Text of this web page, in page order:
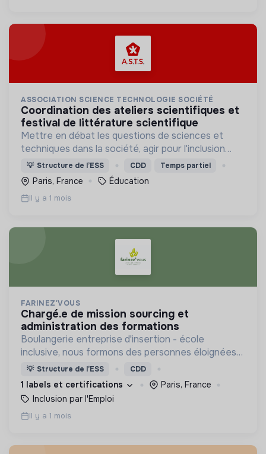
ASSOCIATION SCIENCE TECHNOLOGIE SOCIÉTÉ
coordination des ateliers scientifiques et
festival de littérature scientifique
Mettre en débat les questions de sciences et
techniques dans la société, agir pour l'inclusion
numérique, le partage des connaissances
scientifiques et la culture de l'esprit critique.
💡 Structure de l’ESS CDD Temps partiel
Paris, France Éducation
Il y a 1 mois
FARINEZ'VOUS
chargé.e de mission sourcing et
administration des formations
Boulangerie entreprise d'insertion - école
inclusive, nous formons des personnes éloignées
de l'emploi aux métiers de la boulangerie.
💡 Structure de l’ESS CDD
1 labels et certifications
Paris, France
Inclusion par l'Emploi
Il y a 1 mois